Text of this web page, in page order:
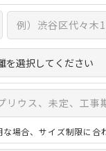
場合、サイズ制限に合